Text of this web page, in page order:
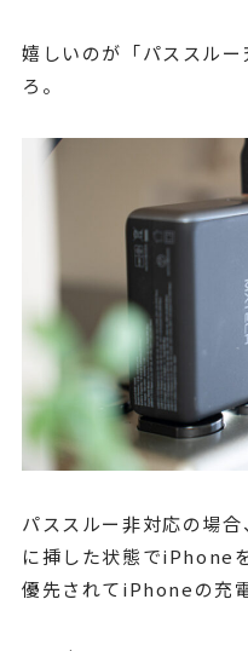
嬉しいのが「パススル
ろ。
パススルー非対応の場
に挿した状態でiPhone
優先されてiPhoneの充